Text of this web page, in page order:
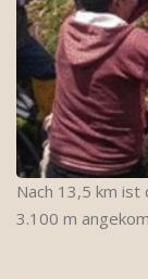
Nach 13,5 km ist
3.100 m